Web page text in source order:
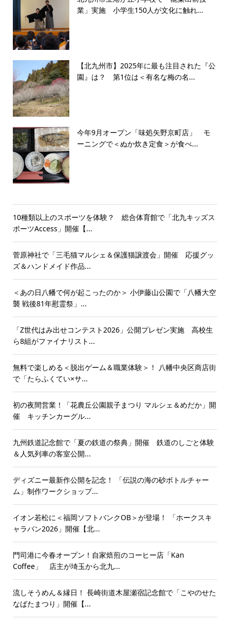
業」実施 小学生150人が文化に触れ...
【北九州市】2025年に最も注目された『公
園』は？ 第1位は＜有名な梅の名...
今年9月オープン「味処矢野京町店」 モ
ーニングで＜ぬか炊き定食＞が食べ...
10種類以上のスポーツを体験？ 総合体育館で「北九キッズス
ポーツAccess」開催【...
菅原神社で「三毛猫マルシェ＆保護猫譲渡会」開催 応援グッ
ズ＆ハンドメイド作品...
＜あの日八幡で何が起こったのか＞ 小伊藤山公園で「八幡大空
襲 戦後81年慰霊祭」...
「Z世代はみ出せコンテスト2026」公開プレゼン実施 高校生
ら8組がファイナリスト...
無料で楽しめる＜脱出ゲーム＆職業体験＞！ 八幡中央区商店街
で「たらふくてい×サ...
初の夜間営業！「花農丘公園親子まつり マルシェ＆めだか」開
催 キッチンカーグル...
九州鉄道記念館で「夏の鉄道の祭典」開催 鉄道のしごと体験
＆人気列車の客室公開...
ディズニー最新作公開を記念！ 「伝説の海の砂ボトルチャー
ム」制作ワークショップ...
イオン若松に＜福岡ソフトバンクOB＞が登場！ 「ホークスキ
ャラバン2026」開催【北...
門司港に今春オープン！自家焙煎のコーヒー店「Kan
Coffee」 店主が埼玉から北九...
流しそうめん＆縁日！ 長崎街道木屋瀬宿記念館で「こやのせた
なばたまつり」開催【...